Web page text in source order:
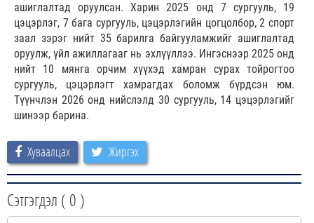
ашиглалтад оруулсан. Харин 2025 онд 7 сургууль, 19
цэцэрлэг, 7 бага сургууль, цэцэрлэгийн цогцолбор, 2 спорт
заал зэрэг нийт 35 барилга байгууламжийг ашиглалтад
оруулж, үйл ажиллагааг нь эхлүүллээ. Ингэснээр 2025 онд
нийт 10 мянга орчим хүүхэд хамран сурах тойрогтоо
сургууль, цэцэрлэгт хамрагдах боломж бүрдсэн юм.
Түүнчлэн 2026 онд нийслэлд 30 сургууль, 14 цэцэрлэгийг
шинээр барина.
Хуваалцах Жиргэх
Сэтгэгдэл ( 0 )